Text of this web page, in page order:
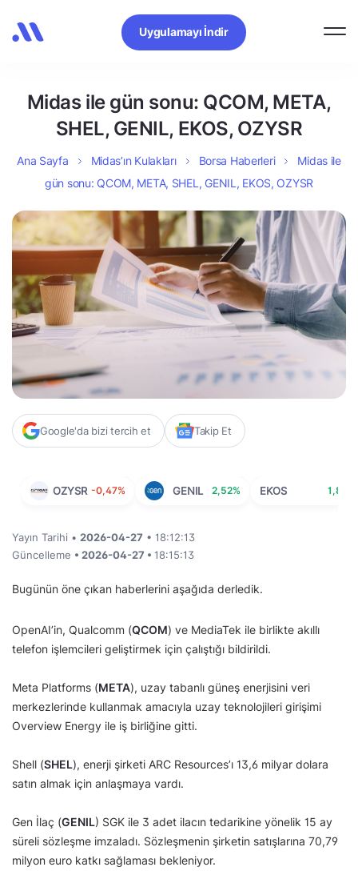
Uygulamayı İndir
Midas ile gün sonu: QCOM, META,
SHEL, GENIL, EKOS, OZYSR
Ana Sayfa Midas’ın Kulakları Borsa Haberleri
Midas ile
gün sonu: QCOM, META, SHEL, GENIL, EKOS, OZYSR
Google'da bizi tercih et Takip Et
OZYSR -0,47% GENIL 2,52% EKOS 1,86%
Yayın Tarihi • 2026-04-27 • 18:12:13
Güncelleme • 2026-04-27 • 18:15:13
Bugünün öne çıkan haberlerini aşağıda derledik.
OpenAI’in, Qualcomm (QCOM) ve MediaTek ile birlikte akıllı
telefon işlemcileri geliştirmek için çalıştığı bildirildi.
Meta Platforms (META), uzay tabanlı güneş enerjisini veri
merkezlerinde kullanmak amacıyla uzay teknolojileri girişimi
Overview Energy ile iş birliğine gitti.
Shell (SHEL), enerji şirketi ARC Resources’ı 13,6 milyar dolara
satın almak için anlaşmaya vardı.
Gen İlaç (GENIL) SGK ile 3 adet ilacın tedarikine yönelik 15 ay
süreli sözleşme imzaladı. Sözleşmenin şirketin satışlarına 70,79
milyon euro katkı sağlaması bekleniyor.